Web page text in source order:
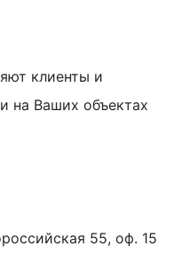
клиенты и
на Ваших объектах
55, оф. 15